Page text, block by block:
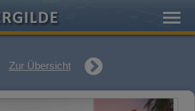
Zur Übersicht